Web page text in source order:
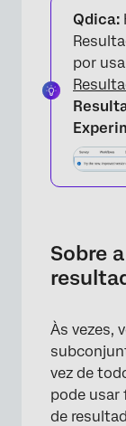
Qdica:
por
Sobre
Às vezes,
vez de
pode usar
de